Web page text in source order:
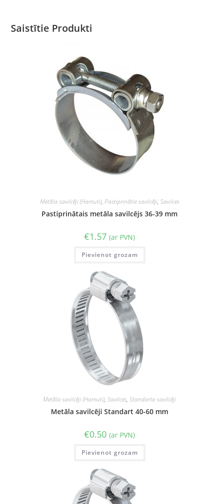
Saistītie Produkti
Metāla savilcēji (Hamuti), Pastiprinātie savilcēji, Savilces
Pastiprinātais metāla savilcējs 36-39 mm
€1.57 (ar PVN)
Pievienot grozam
Metāla savilcēji (Hamuti), Savilces, Standarta savilcēji
Metāla savilcēji Standart 40-60 mm
€0.50 (ar PVN)
Pievienot grozam